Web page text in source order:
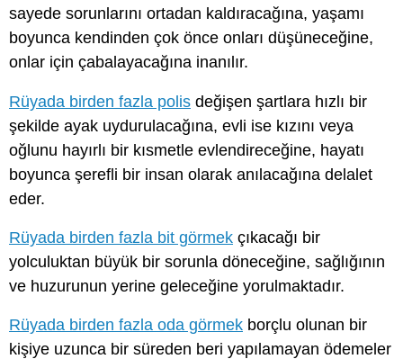
sayede sorunlarını ortadan kaldıracağına, yaşamı
boyunca kendinden çok önce onları düşüneceğine,
onlar için çabalayacağına inanılır.
Rüyada birden fazla polis değişen şartlara hızlı bir
şekilde ayak uydurulacağına, evli ise kızını veya
oğlunu hayırlı bir kısmetle evlendireceğine, hayatı
boyunca şerefli bir insan olarak anılacağına delalet
eder.
Rüyada birden fazla bit görmek çıkacağı bir
yolculuktan büyük bir sorunla döneceğine, sağlığının
ve huzurunun yerine geleceğine yorulmaktadır.
Rüyada birden fazla oda görmek borçlu olunan bir
kişiye uzunca bir süreden beri yapılamayan ödemeler